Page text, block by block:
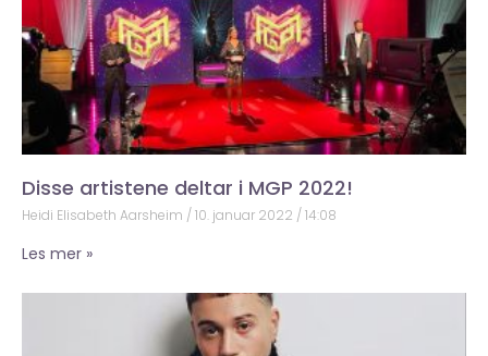
Disse artistene deltar i MGP 2022!
Heidi Elisabeth Aarsheim 10. januar 2022 14:08
Les mer »